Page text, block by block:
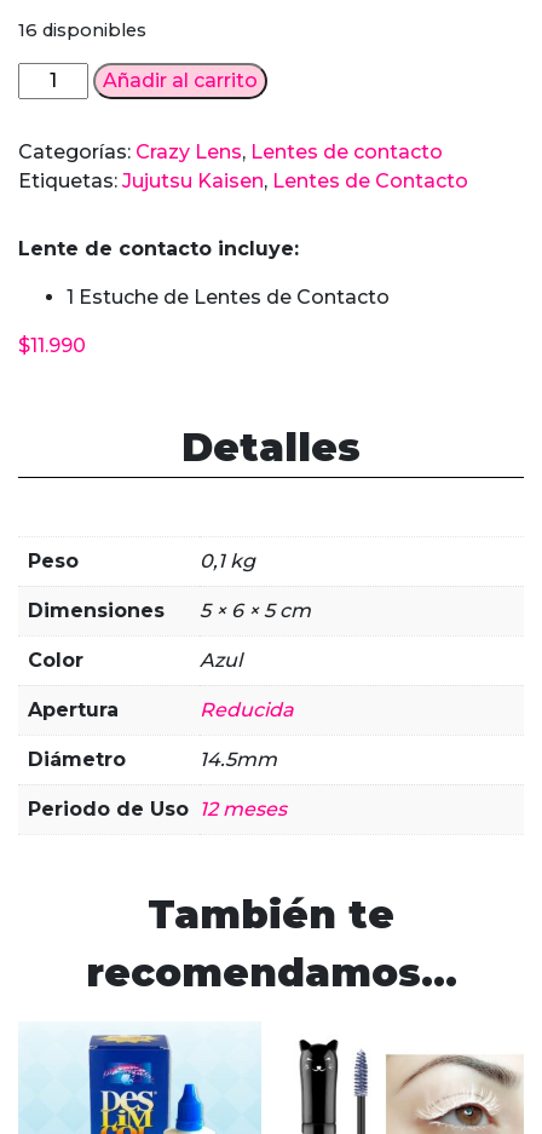
$11.990
Lente de contacto incluye:
1 Estuche de Lentes de Contacto
16 disponibles
Lentes
de
Gojo
Satoru
Kaisen
Añadir al carrito
Categorías: Crazy Lens, Lentes de contacto
Etiquetas: Jujutsu Kaisen, Lentes de Contacto
Detalles
Peso 0,1 kg
Dimensiones 5 × 6 × 5 cm
Color Azul
Apertura Reducida
Diámetro 14.5mm
Periodo de Uso 12 meses
También te
recomendamos…